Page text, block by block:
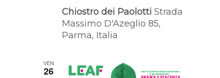
Chiostro dei PaolottiStrada
Massimo D'Azeglio 85,
Parma, Italia
VEN
26